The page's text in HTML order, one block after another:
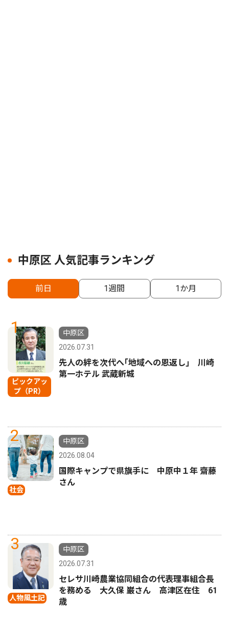
中原区 人気記事ランキング
前日 1週間 1か月
1
ピックアッ
プ（PR）
中原区
2026.07.31
先人の絆を次代へ｢地域への恩返し｣ 川崎
第一ホテル 武蔵新城
2
社会
中原区
2026.08.04
国際キャンプで県旗手に 中原中１年 齋藤
さん
3
人物風土記
中原区
2026.07.31
セレサ川崎農業協同組合の代表理事組合長
を務める 大久保 巌さん 高津区在住 61
歳